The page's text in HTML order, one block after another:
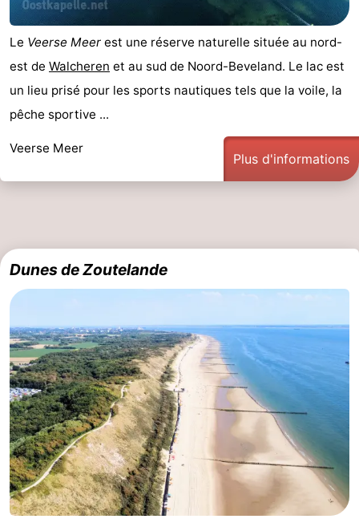
Le Veerse Meer est une réserve naturelle située au nord-
est de Walcheren et au sud de Noord-Beveland. Le lac est
un lieu prisé pour les sports nautiques tels que la voile, la
pêche sportive ...
Veerse Meer
Plus d'informations
Dunes de Zoutelande